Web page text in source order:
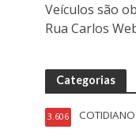
Veículos são
Rua Carlos
Categorias
COTIDIANO
3.606